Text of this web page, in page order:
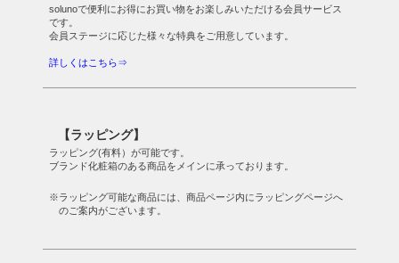
solunoで便利にお得にお買い物をお楽しみいただける会員サービス
です。
会員ステージに応じた様々な特典をご用意しています。
詳しくはこちら⇒
【ラッピング】
ラッピング(有料）が可能です。
ブランド化粧箱のある商品をメインに承っております。
※ラッピング可能な商品には、商品ページ内にラッピングページへ
のご案内がございます。